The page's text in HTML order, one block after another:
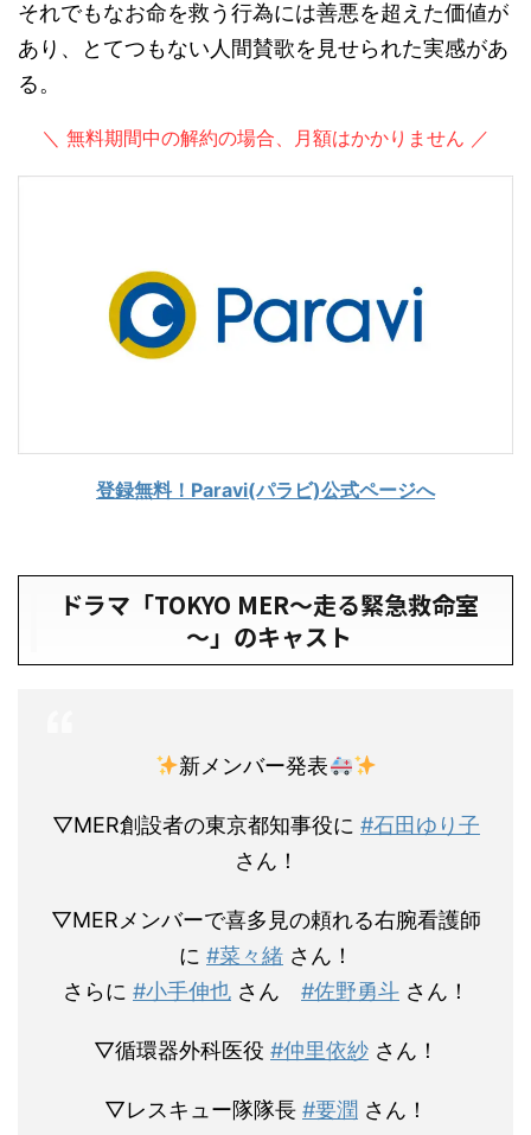
それでもなお命を救う行為には善悪を超えた価値が
あり、とてつもない人間賛歌を見せられた実感があ
る。
＼ 無料期間中の解約の場合、月額はかかりません ／
登録無料！Paravi(パラビ)公式ページへ
ドラマ「TOKYO MER～走る緊急救命室
～」のキャスト
新メンバー発表
▽MER創設者の東京都知事役に #石田ゆり子
さん！
▽MERメンバーで喜多見の頼れる右腕看護師
に #菜々緒 さん！
さらに #小手伸也 さん #佐野勇斗 さん！
▽循環器外科医役 #仲里依紗 さん！
▽レスキュー隊隊長 #要潤 さん！